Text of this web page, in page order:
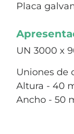
Placa
UN 3000 x
Uniones de
Altura - 40
Ancho - 50